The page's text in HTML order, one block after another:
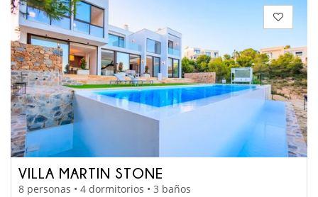
VILLA MARTIN STONE
8 personas • 4 dormitorios • 3 baños